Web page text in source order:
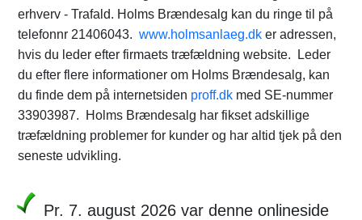
erhverv - Trafald. Holms Brændesalg kan du ringe til på
telefonnr 21406043. www.holmsanlaeg.dk er adressen,
hvis du leder efter firmaets træfældning website. Leder
du efter flere informationer om Holms Brændesalg, kan
du finde dem på internetsiden proff.dk med SE-nummer
33903987. Holms Brændesalg har fikset adskillige
træfældning problemer for kunder og har altid tjek på den
seneste udvikling.
Pr. 7. august 2026 var denne onlineside